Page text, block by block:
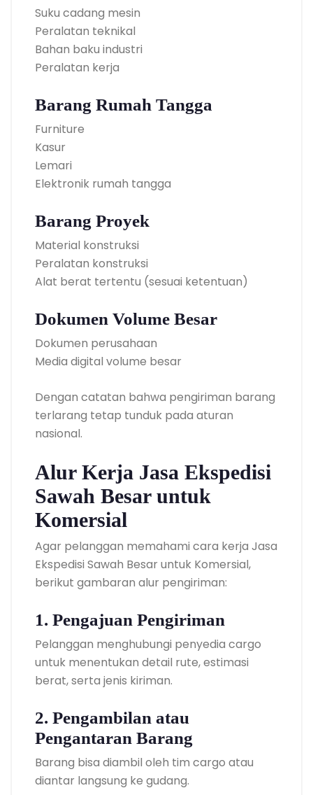
Suku cadang mesin
Peralatan teknikal
Bahan baku industri
Peralatan kerja
Barang Rumah Tangga
Furniture
Kasur
Lemari
Elektronik rumah tangga
Barang Proyek
Material konstruksi
Peralatan konstruksi
Alat berat tertentu (sesuai ketentuan)
Dokumen Volume Besar
Dokumen perusahaan
Media digital volume besar
Dengan catatan bahwa pengiriman barang
terlarang tetap tunduk pada aturan
nasional.
Alur Kerja Jasa Ekspedisi
Sawah Besar untuk
Komersial
Agar pelanggan memahami cara kerja Jasa
Ekspedisi Sawah Besar untuk Komersial,
berikut gambaran alur pengiriman:
1. Pengajuan Pengiriman
Pelanggan menghubungi penyedia cargo
untuk menentukan detail rute, estimasi
berat, serta jenis kiriman.
2. Pengambilan atau
Pengantaran Barang
Barang bisa diambil oleh tim cargo atau
diantar langsung ke gudang.